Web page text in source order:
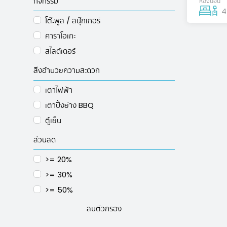
โต๊ะพูล / สนุ๊กเกอร์
คาราโอเกะ
สไลด์เดอร์
สิ่งอำนวยความสะดวก
เตาไฟฟ้า
เตาปิ้งย่าง BBQ
ตู้เย็น
ส่วนลด
>= 20%
>= 30%
>= 50%
ลบตัวกรอง
4